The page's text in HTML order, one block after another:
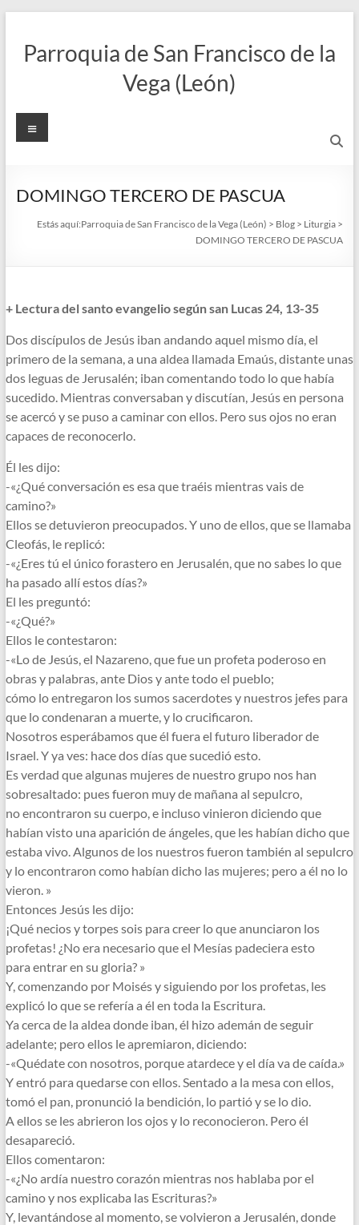
contenido
Parroquia de San Francisco de la
Vega (León)
Menú
DOMINGO TERCERO DE PASCUA
Estás aquí:Parroquia de San Francisco de la Vega (León) > Blog > Liturgia >
DOMINGO TERCERO DE PASCUA
+ Lectura del santo evangelio según san Lucas 24, 13-35
Dos discípulos de Jesús iban andando aquel mismo día, el
primero de la semana, a una aldea llamada Emaús, distante unas
dos leguas de Jerusalén; iban comentando todo lo que había
sucedido. Mientras conversaban y discutían, Jesús en persona
se acercó y se puso a caminar con ellos. Pero sus ojos no eran
capaces de reconocerlo.
Él les dijo:
-«¿Qué conversación es esa que traéis mientras vais de
camino?»
Ellos se detuvieron preocupados. Y uno de ellos, que se llamaba
Cleofás, le replicó:
-«¿Eres tú el único forastero en Jerusalén, que no sabes lo que
ha pasado allí estos días?»
El les preguntó:
-«¿Qué?»
Ellos le contestaron:
-«Lo de Jesús, el Nazareno, que fue un profeta poderoso en
obras y palabras, ante Dios y ante todo el pueblo;
cómo lo entregaron los sumos sacerdotes y nuestros jefes para
que lo condenaran a muerte, y lo crucificaron.
Nosotros esperábamos que él fuera el futuro liberador de
Israel. Y ya ves: hace dos días que sucedió esto.
Es verdad que algunas mujeres de nuestro grupo nos han
sobresaltado: pues fueron muy de mañana al sepulcro,
no encontraron su cuerpo, e incluso vinieron diciendo que
habían visto una aparición de ángeles, que les habían dicho que
estaba vivo. Algunos de los nuestros fueron también al sepulcro
y lo encontraron como habían dicho las mujeres; pero a él no lo
vieron. »
Entonces Jesús les dijo:
¡Qué necios y torpes sois para creer lo que anunciaron los
profetas! ¿No era necesario que el Mesías padeciera esto
para entrar en su gloria? »
Y, comenzando por Moisés y siguiendo por los profetas, les
explicó lo que se refería a él en toda la Escritura.
Ya cerca de la aldea donde iban, él hizo ademán de seguir
adelante; pero ellos le apremiaron, diciendo:
-«Quédate con nosotros, porque atardece y el día va de caída.»
Y entró para quedarse con ellos. Sentado a la mesa con ellos,
tomó el pan, pronunció la bendición, lo partió y se lo dio.
A ellos se les abrieron los ojos y lo reconocieron. Pero él
desapareció.
Ellos comentaron:
-«¿No ardía nuestro corazón mientras nos hablaba por el
camino y nos explicaba las Escrituras?»
Y, levantándose al momento, se volvieron a Jerusalén, donde